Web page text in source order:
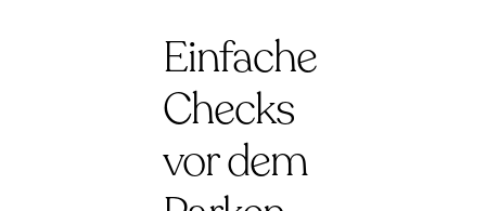
Einfache
Checks
vor dem